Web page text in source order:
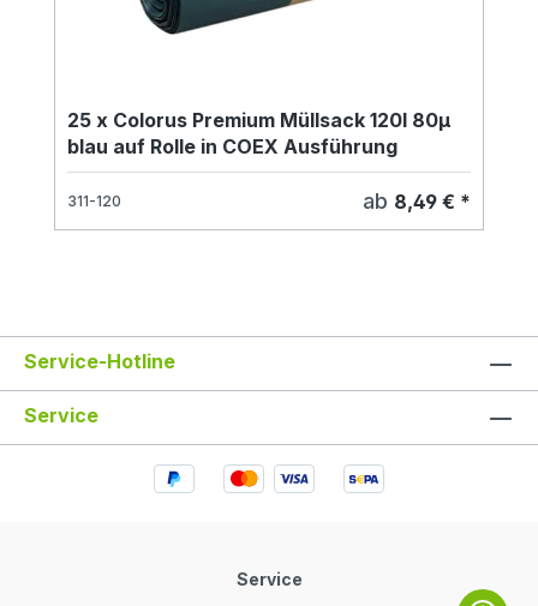
25 x Colorus Premium Müllsack 120l 80µ
blau auf Rolle in COEX Ausführung
311-120 ab 8,49 € *
Service-Hotline
Service
Service